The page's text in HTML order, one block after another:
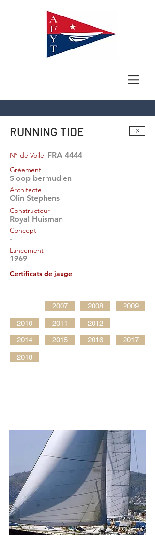
RUNNING TIDE X
FRA 4444
N° de Voile
Gréement
Sloop bermudien
Architecte
Olin Stephens
Constructeur
Royal Huisman
Concept
-
Lancement
1969
Certificats de jauge
2007 2008 2009
2010 2011
2012
2014
2015 2016 2017
2018